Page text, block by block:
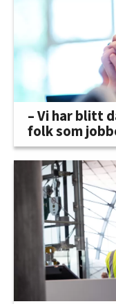
– Vi har blitt
folk som